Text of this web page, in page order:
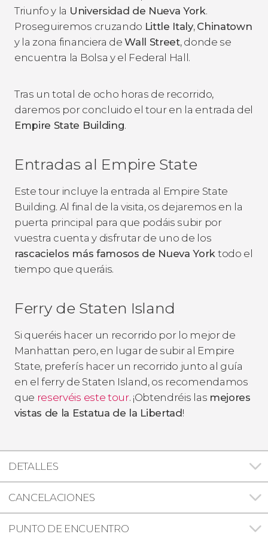
Triunfo y la Universidad de Nueva York.
Proseguiremos cruzando Little Italy, Chinatown
y la zona financiera deWall Street, donde se
encuentra la Bolsa y el Federal Hall.
Tras un total de ocho horas de recorrido,
daremos por concluido el tour en la entrada del
Empire State Building.
Entradas al Empire State
Este tour incluye la entrada al Empire State
Building. Al final de la visita, os dejaremos en la
puerta principal para que podáis subir por
vuestra cuenta y disfrutar de uno de los
rascacielos más famosos de Nueva York todo el
tiempo que queráis.
Ferry de Staten Island
Si queréis hacer un recorrido por lo mejor de
Manhattan pero, en lugar de subir al Empire
State, preferís hacer un recorrido junto al guía
en el ferry de Staten Island, os recomendamos
que reservéis este tour. ¡Obtendréis las mejores
vistas de la Estatua de la Libertad!
DETALLES
CANCELACIONES
PUNTO DE ENCUENTRO